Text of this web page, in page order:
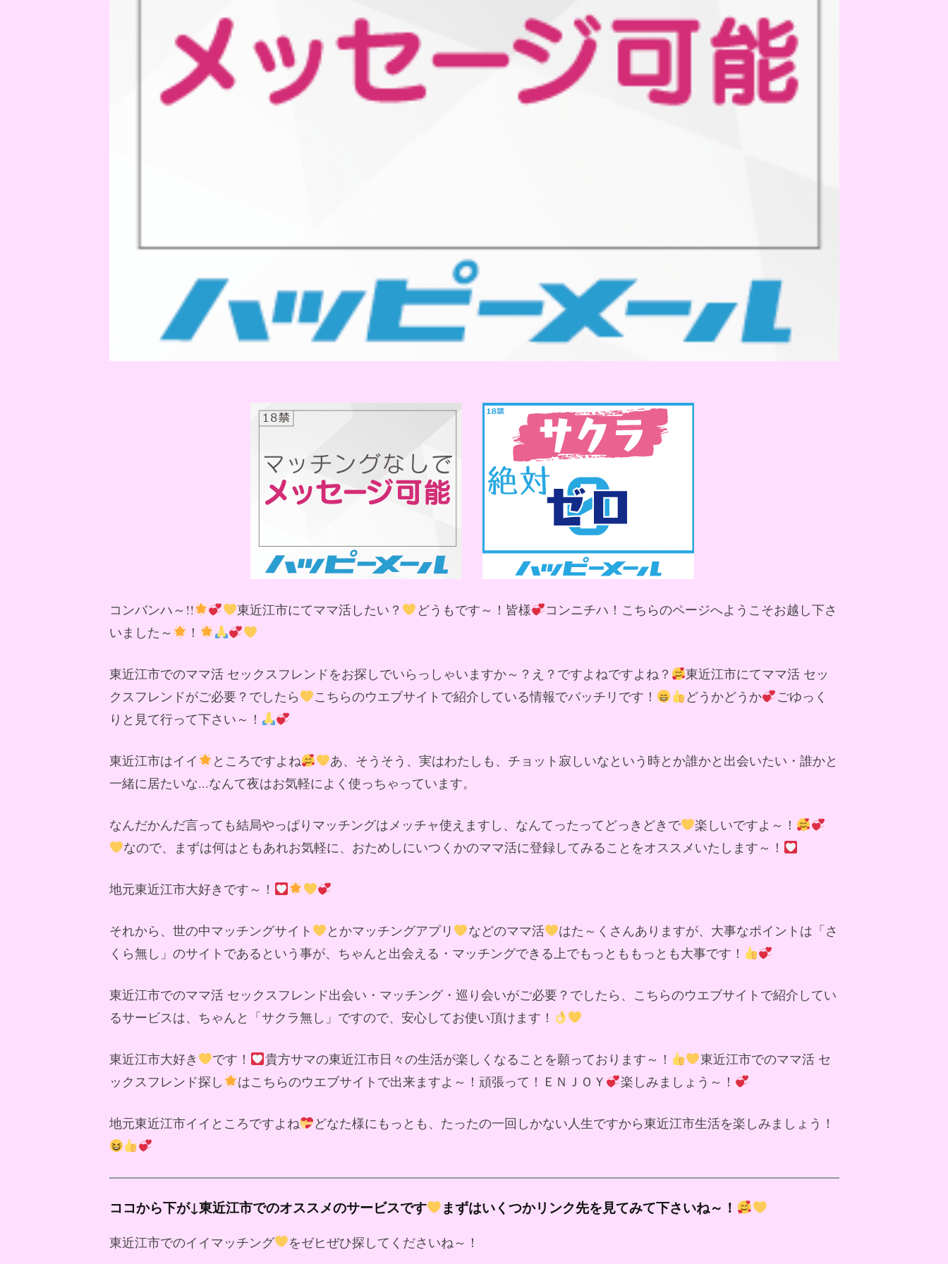
コンバンハ～!! 東近江市にてママ活したい？ どうもです～！皆様
コンニチハ！こちらのページへようこそお越し下さ
いました～
！
東近江市でのママ活 セックスフレンドをお探しでいらっしゃいますか～？え？ですよねですよね？
東近江市にてママ活 セッ
クスフレンドがご必要？でしたら
こちらのウエブサイトで紹介している情報でバッチリです！ どうかどうか
ごゆっく
りと見て行って下さい～！
東近江市はイイ ところですよね
あ、そうそう、実はわたしも、チョット寂しいなという時とか誰かと出会いたい・誰かと
一緒に居たいな...なんて夜はお気軽によく使っちゃっています。
なんだかんだ言っても結局やっぱりマッチングはメッチャ使えますし、なんてったってどっきどきで
楽しいですよ～！
なので、まずは何はともあれお気軽に、おためしにいつくかのママ活に登録してみることをオススメいたします～！
地元東近江市大好きです～！
それから、世の中マッチングサイト とかマッチングアプリ などのママ活
はた～くさんありますが、大事なポイントは「さ
くら無し」のサイトであるという事が、ちゃんと出会える・マッチングできる上でもっとももっとも大事です！
東近江市でのママ活 セックスフレンド出会い・マッチング・巡り会いがご必要？でしたら、こちらのウエブサイトで紹介してい
るサービスは、ちゃんと「サクラ無し」ですので、安心してお使い頂けます！
東近江市大好き です！ 貴方サマの東近江市日々の生活が楽しくなることを願っております～！
東近江市でのママ活 セ
ックスフレンド探し
はこちらのウエブサイトで出来ますよ～！頑張って！ＥＮＪＯＹ 楽しみましょう～！
地元東近江市イイところですよね どなた様にもっとも、たったの一回しかない人生ですから東近江市生活を楽しみましょう！
ココから下が↓東近江市でのオススメのサービスです まずはいくつかリンク先を見てみて下さいね～！
東近江市でのイイマッチング をゼヒぜひ探してくださいね～！